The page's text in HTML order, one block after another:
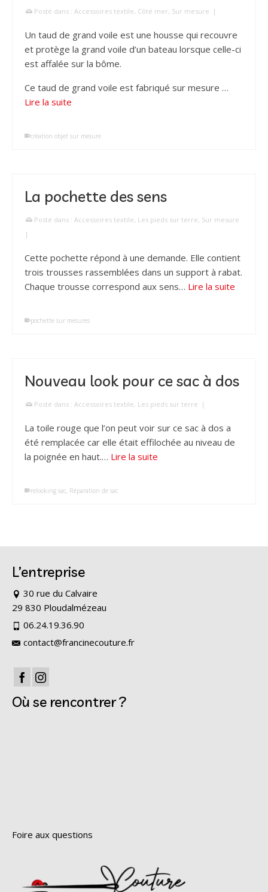
Posté dans : Accessoires textile, Côté mer, Sur mesure |
Un taud de grand voile est une housse qui recouvre
et protège la grand voile d’un bateau lorsque celle-ci
est affalée sur la bôme.
Ce taud de grand voile est fabriqué sur mesure …
Lire la suite
création objet sur mesure
La pochette des sens
Posté dans : Accessoires textile, Les pieds sur terre, Sur mesure
|
Cette pochette répond à une demande. Elle contient
trois trousses rassemblées dans un support à rabat.
Chaque trousse correspond aux sens… Lire la suite
pochette sur mesures
Nouveau look pour ce sac à dos
Posté dans : Accessoires textile, Les pieds sur terre |
La toile rouge que l’on peut voir sur ce sac à dos a
été remplacée car elle était effilochée au niveau de
la poignée en haut.… Lire la suite
relooking sac, Réparation de sac
L’entreprise
30 rue du Calvaire
29 830 Ploudalmézeau
06.24.19.36.90
contact@francinecouture.fr
Où se rencontrer ?
Foire aux questions